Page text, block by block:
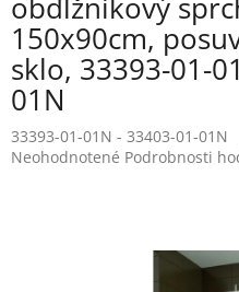
obdĺžnikový
150x90cm,
sklo, 33393-01-
01N
33393-01-01N - 33403-01-01N
Priemerné
Neohodnotené Podrobnosti